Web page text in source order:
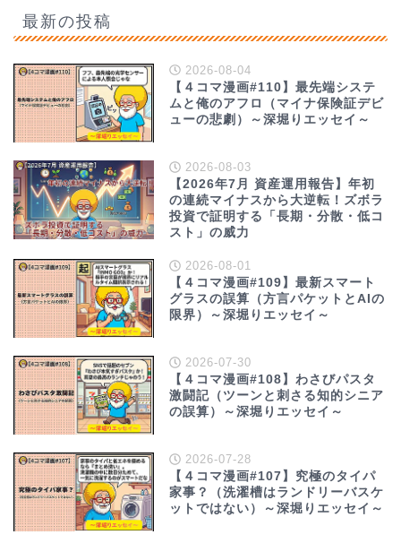
最新の投稿
2026-08-04
【４コマ漫画#110】最先端システ
ムと俺のアフロ（マイナ保険証デビ
ューの悲劇）～深堀りエッセイ～
2026-08-03
【2026年7月 資産運用報告】年初
の連続マイナスから大逆転！ズボラ
投資で証明する「長期・分散・低コ
スト」の威力
2026-08-01
【４コマ漫画#109】最新スマート
グラスの誤算（方言パケットとAIの
限界）～深堀りエッセイ～
2026-07-30
【４コマ漫画#108】わさびパスタ
激闘記（ツーンと刺さる知的シニア
の誤算）～深堀りエッセイ～
2026-07-28
【４コマ漫画#107】究極のタイパ
家事？（洗濯槽はランドリーバスケ
ットではない）～深堀りエッセイ～